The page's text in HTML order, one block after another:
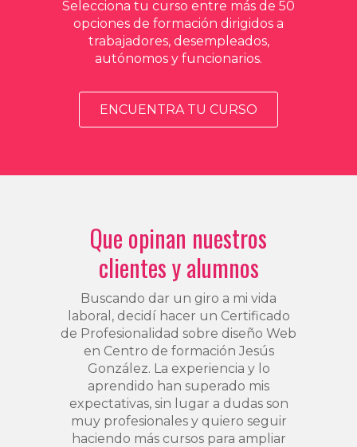
Selecciona tu curso entre más de 50
opciones de formación dirigidos a
trabajadores, desempleados,
autónomos y funcionarios.
ENCUENTRA TU CURSO
Que opinan nuestros
clientes y alumnos
Buscando dar un giro a mi vida
laboral, decidí hacer un Certificado
de Profesionalidad sobre diseño Web
en Centro de formación Jesús
González. La experiencia y lo
aprendido han superado mis
expectativas, sin lugar a dudas son
muy profesionales y quiero seguir
haciendo más cursos para ampliar